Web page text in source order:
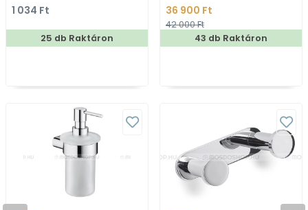
1 034 Ft
25 db Raktáron
36 900 Ft
42 000 Ft
43 db Raktáron